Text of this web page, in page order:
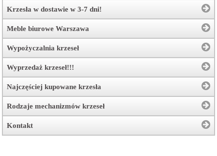
Krzesła w dostawie w 3-7 dni!
Meble biurowe Warszawa
Wypożyczalnia krzeseł
Wyprzedaż krzeseł!!!
Najczęściej kupowane krzesła
Rodzaje mechanizmów krzeseł
Kontakt